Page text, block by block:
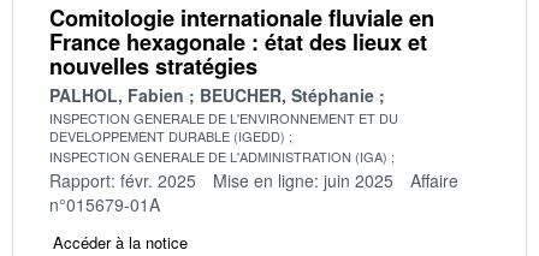
Comitologie internationale fluviale en
France hexagonale : état des lieux et
nouvelles stratégies
PALHOL, Fabien BEUCHER, Stéphanie
INSPECTION GENERALE DE L'ENVIRONNEMENT ET DU
DEVELOPPEMENT DURABLE (IGEDD)
INSPECTION GENERALE DE L'ADMINISTRATION (IGA)
Rapport: févr. 2025 Mise en ligne: juin 2025
Affaire
n°015679-01A
Accéder à la notice